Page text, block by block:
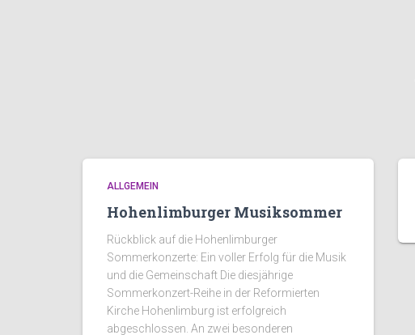
ALLGEMEIN
Hohenlimburger Musiksommer
Rückblick auf die Hohenlimburger
Sommerkonzerte: Ein voller Erfolg für die Musik
und die Gemeinschaft Die diesjährige
Sommerkonzert-Reihe in der Reformierten
Kirche Hohenlimburg ist erfolgreich
abgeschlossen. An zwei besonderen